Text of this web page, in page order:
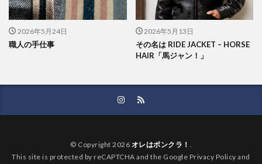
2026年5月24日
職人の手仕事
2026年5月13日
その名は RIDE JACKET – HORSE
HAIR「馬ジャン！」
© Copyright 2026 オレはボンクラ！ .
This site is protected by reCAPTCHA and the Google Privacy Policy and